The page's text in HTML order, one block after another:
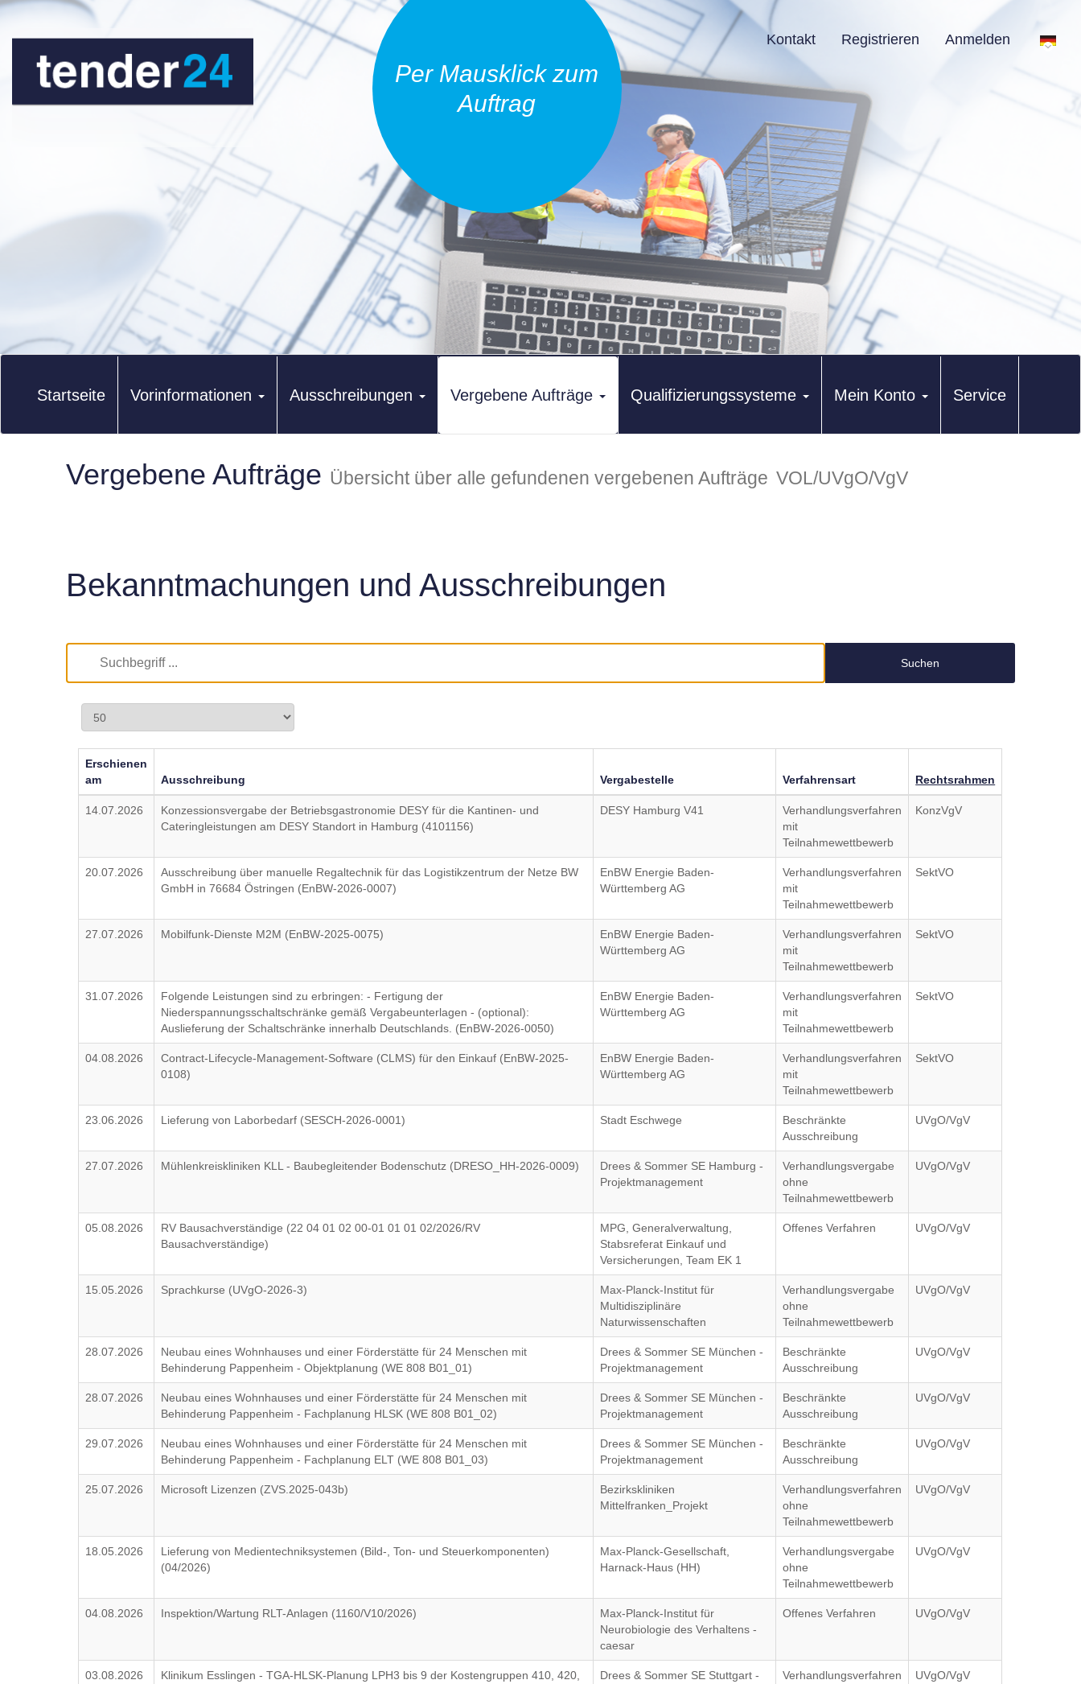
Per Mausklick zum
Auftrag
Kontakt Registrieren Anmelden
Startseite Vorinformationen Ausschreibungen Vergebene Aufträge Qualifizierungssysteme Mein Konto Service
Vergebene Aufträge Übersicht über alle gefundenen vergebenen Aufträge VOL/UVgO/VgV
Bekanntmachungen und Ausschreibungen
Suchen
Erschienen
am
Ausschreibung Vergabestelle Verfahrensart Rechtsrahmen
14.07.2026
Konzessionsvergabe der Betriebsgastronomie DESY für die Kantinen- und
Cateringleistungen am DESY Standort in Hamburg (4101156)
DESY Hamburg V41
Verhandlungsverfahren
mit
Teilnahmewettbewerb
KonzVgV
20.07.2026
Ausschreibung über manuelle Regaltechnik für das Logistikzentrum der Netze BW
GmbH in 76684 Östringen (EnBW-2026-0007)
EnBW Energie Baden-
Württemberg AG
Verhandlungsverfahren
mit
Teilnahmewettbewerb
SektVO
27.07.2026 Mobilfunk-Dienste M2M (EnBW-2025-0075)
EnBW Energie Baden-
Württemberg AG
Verhandlungsverfahren
mit
Teilnahmewettbewerb
SektVO
31.07.2026
Folgende Leistungen sind zu erbringen: - Fertigung der
Niederspannungsschaltschränke gemäß Vergabeunterlagen - (optional):
Auslieferung der Schaltschränke innerhalb Deutschlands. (EnBW-2026-0050)
EnBW Energie Baden-
Württemberg AG
Verhandlungsverfahren
mit
Teilnahmewettbewerb
SektVO
04.08.2026
Contract-Lifecycle-Management-Software (CLMS) für den Einkauf (EnBW-2025-
0108)
EnBW Energie Baden-
Württemberg AG
Verhandlungsverfahren
mit
Teilnahmewettbewerb
SektVO
23.06.2026 Lieferung von Laborbedarf (SESCH-2026-0001) Stadt Eschwege
Beschränkte
Ausschreibung
UVgO/VgV
27.07.2026 Mühlenkreiskliniken KLL - Baubegleitender Bodenschutz (DRESO_HH-2026-0009)
Drees & Sommer SE Hamburg -
Projektmanagement
Verhandlungsvergabe
ohne
Teilnahmewettbewerb
UVgO/VgV
05.08.2026
RV Bausachverständige (22 04 01 02 00-01 01 01 02/2026/RV
Bausachverständige)
MPG, Generalverwaltung,
Stabsreferat Einkauf und
Versicherungen, Team EK 1
Offenes Verfahren UVgO/VgV
15.05.2026 Sprachkurse (UVgO-2026-3)
Max-Planck-Institut für
Multidisziplinäre
Naturwissenschaften
Verhandlungsvergabe
ohne
Teilnahmewettbewerb
UVgO/VgV
28.07.2026
Neubau eines Wohnhauses und einer Förderstätte für 24 Menschen mit
Behinderung Pappenheim - Objektplanung (WE 808 B01_01)
Drees & Sommer SE München -
Projektmanagement
Beschränkte
Ausschreibung
UVgO/VgV
28.07.2026
Neubau eines Wohnhauses und einer Förderstätte für 24 Menschen mit
Behinderung Pappenheim - Fachplanung HLSK (WE 808 B01_02)
Drees & Sommer SE München -
Projektmanagement
Beschränkte
Ausschreibung
UVgO/VgV
29.07.2026
Neubau eines Wohnhauses und einer Förderstätte für 24 Menschen mit
Behinderung Pappenheim - Fachplanung ELT (WE 808 B01_03)
Drees & Sommer SE München -
Projektmanagement
Beschränkte
Ausschreibung
UVgO/VgV
25.07.2026 Microsoft Lizenzen (ZVS.2025-043b)
Bezirkskliniken
Mittelfranken_Projekt
Verhandlungsverfahren
ohne
Teilnahmewettbewerb
UVgO/VgV
18.05.2026
Lieferung von Medientechniksystemen (Bild-, Ton- und Steuerkomponenten)
(04/2026)
Max-Planck-Gesellschaft,
Harnack-Haus (HH)
Verhandlungsvergabe
ohne
Teilnahmewettbewerb
UVgO/VgV
04.08.2026 Inspektion/Wartung RLT-Anlagen (1160/V10/2026)
Max-Planck-Institut für
Neurobiologie des Verhaltens -
caesar
Offenes Verfahren UVgO/VgV
03.08.2026
Klinikum Esslingen - TGA-HLSK-Planung LPH3 bis 9 der Kostengruppen 410, 420,
Drees & Sommer SE Stuttgart -
Verhandlungsverfahren
UVgO/VgV